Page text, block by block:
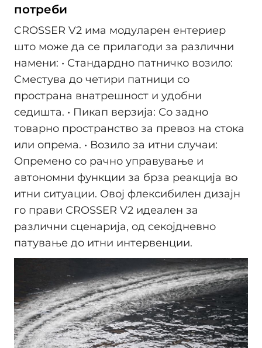
потреби
CROSSER V2 има модуларен ентериер
што може да се прилагоди за различни
намени: • Стандардно патничко возило:
Сместува до четири патници со
пространа внатрешност и удобни
седишта. • Пикап верзија: Со задно
товарно пространство за превоз на стока
или опрема. • Возило за итни случаи:
Опремено со рачно управување и
автономни функции за брза реакција во
итни ситуации. Овој флексибилен дизајн
го прави CROSSER V2 идеален за
различни сценарија, од секојдневно
патување до итни интервенции.